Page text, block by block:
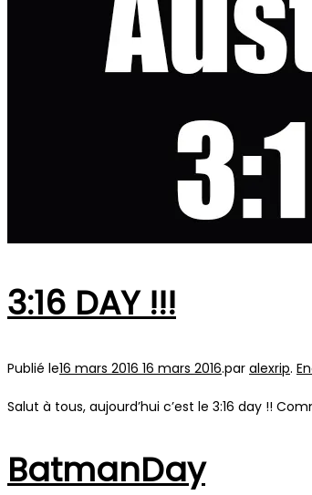
3:16 DAY !!!
Publié le16 mars 2016 16 mars 2016.par alexrip.
Salut à tous, aujourd’hui c’est le 3:16 day !!
BatmanDay